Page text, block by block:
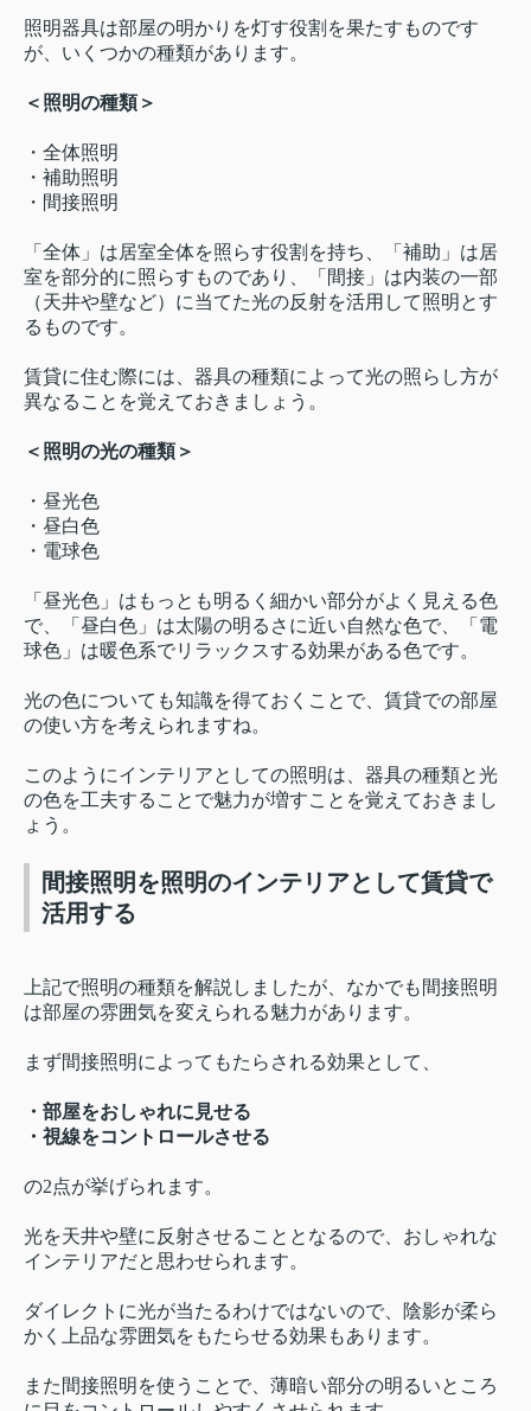
照明器具は部屋の明かりを灯す役割を果たすものです
が、いくつかの種類があります。
＜照明の種類＞
・全体照明
・補助照明
・間接照明
「全体」は居室全体を照らす役割を持ち、「補助」は居
室を部分的に照らすものであり、「間接」は内装の一部
（天井や壁など）に当てた光の反射を活用して照明とす
るものです。
賃貸に住む際には、器具の種類によって光の照らし方が
異なることを覚えておきましょう。
＜照明の光の種類＞
・昼光色
・昼白色
・電球色
「昼光色」はもっとも明るく細かい部分がよく見える色
で、「昼白色」は太陽の明るさに近い自然な色で、「電
球色」は暖色系でリラックスする効果がある色です。
光の色についても知識を得ておくことで、賃貸での部屋
の使い方を考えられますね。
このようにインテリアとしての照明は、器具の種類と光
の色を工夫することで魅力が増すことを覚えておきまし
ょう。
間接照明を照明のインテリアとして賃貸で
活用する
上記で照明の種類を解説しましたが、なかでも間接照明
は部屋の雰囲気を変えられる魅力があります。
まず間接照明によってもたらされる効果として、
・部屋をおしゃれに見せる
・視線をコントロールさせる
の2点が挙げられます。
光を天井や壁に反射させることとなるので、おしゃれな
インテリアだと思わせられます。
ダイレクトに光が当たるわけではないので、陰影が柔ら
かく上品な雰囲気をもたらせる効果もあります。
また間接照明を使うことで、薄暗い部分の明るいところ